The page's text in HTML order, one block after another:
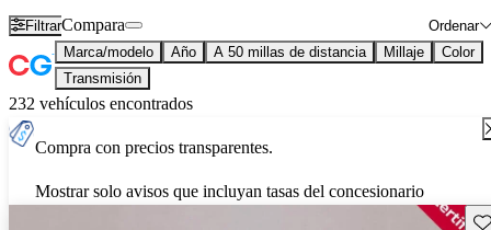
Filtrar Ordenar
Compara
Marca/modelo Año A 50 millas de distancia Millaje
Color
Transmisión
232 vehículos encontrados
Compra con precios transparentes.
Mostrar solo avisos que incluyan tasas del concesionario